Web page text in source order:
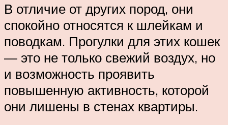
В отличие от других пород, они
спокойно относятся к шлейкам и
поводкам. Прогулки для этих кошек
— это не только свежий воздух, но
и возможность проявить
повышенную активность, которой
они лишены в стенах квартиры.